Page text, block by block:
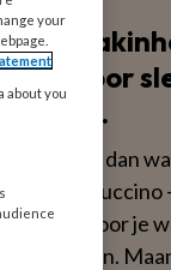
Blijf
voor
week.
is minder dan
een cappuccino
voor je
your
about you